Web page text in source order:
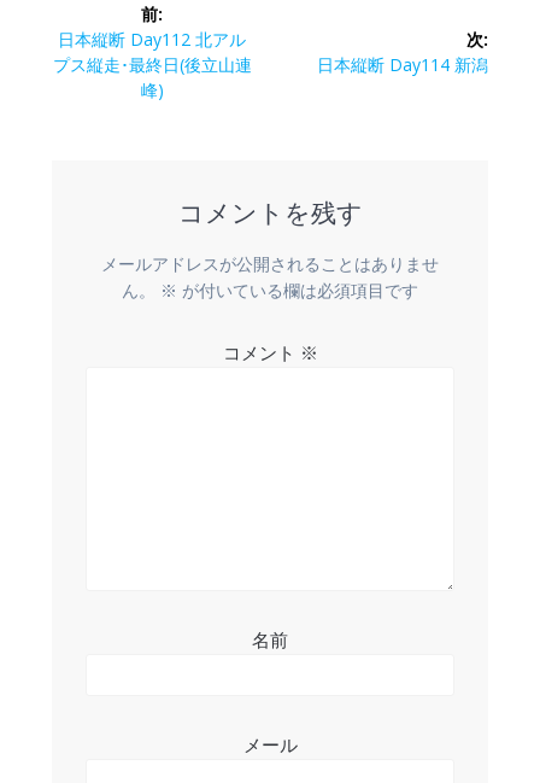
稿
前:
前
の
日本縦断 Day112 北アル
プス縦走･最終日(後立山連
峰)
次:
次
日本縦断 Day114 新潟
コメントを残す
メールアドレスが公開されることはありませ
ん。
※ が付いている欄は必須項目です
コメント ※
名前
メール